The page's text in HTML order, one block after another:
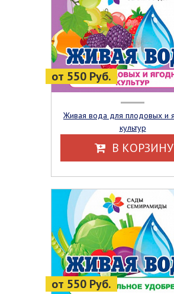
от 550 Руб.
Живая вода для плодовых и ягодных
культур
В КОРЗИНУ
от 550 Руб.